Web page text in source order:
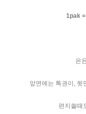
1pak
은
앞면에는 특권이, 뒷
편지쓸때